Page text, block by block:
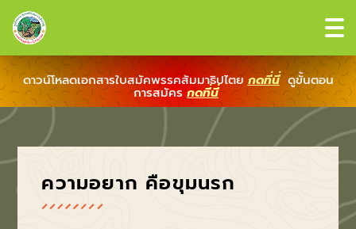
ดาวน์โหลดเอกสารใบสมัคพรรคสัมมาธิปไตย กดที่นี่ ดูขั้นตอน
การสมัครกดที่นี่
ความอยาก คือขุมนรก